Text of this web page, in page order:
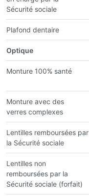
Sécurité sociale
Plafond dentaire
Optique
Monture 100% santé
Monture avec des
verres complexes
Lentilles remboursées par
la Sécurité sociale
Lentilles non
remboursées par la
Sécurité sociale (forfait)